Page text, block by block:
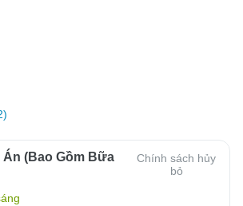
(Bao Gồm Bữa
Chính sách hủy
bỏ